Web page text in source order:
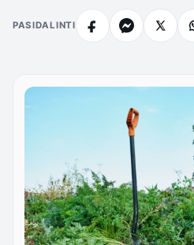
PASIDALINTI